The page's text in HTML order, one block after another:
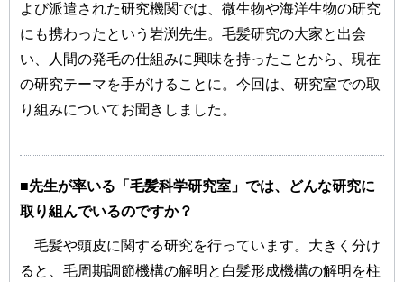
よび派遣された研究機関では、微生物や海洋生物の研究
にも携わったという岩渕先生。毛髪研究の大家と出会
い、人間の発毛の仕組みに興味を持ったことから、現在
の研究テーマを手がけることに。今回は、研究室での取
り組みについてお聞きしました。
■先生が率いる「毛髪科学研究室」では、どんな研究に
取り組んでいるのですか？
毛髪や頭皮に関する研究を行っています。大きく分け
ると、毛周期調節機構の解明と白髪形成機構の解明を柱